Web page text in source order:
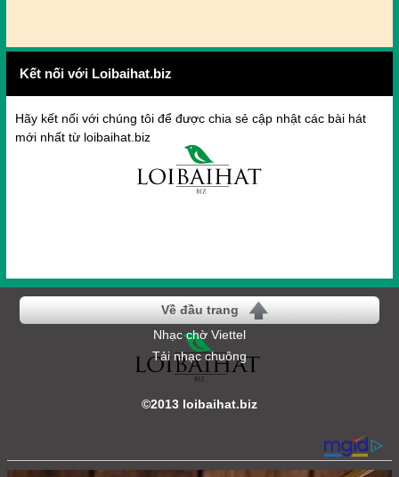
Kết nối với Loibaihat.biz
Hãy kết nối với chúng tôi để được chia sẻ cập nhật các bài hát
mới nhất từ loibaihat.biz
Về đầu trang
Nhạc chờ Viettel
Tải nhạc chuông
©2013 loibaihat.biz